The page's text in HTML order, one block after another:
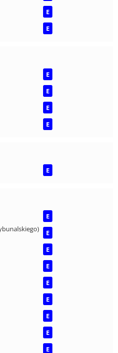
E
E
E
E
E
E
E
E
E
E
E
E
E
E
E
E